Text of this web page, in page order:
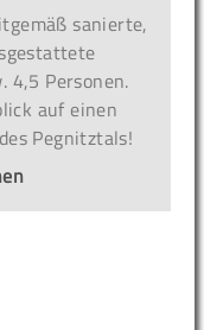
sanierte,
4,5 Personen.
auf einen
Pegnitztals!